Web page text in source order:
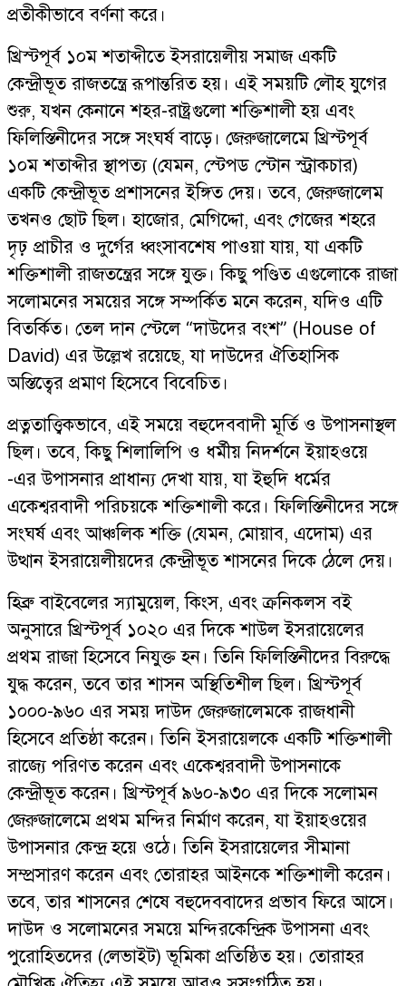
প্রতীকীভাবে বর্ণনা করে।
খ্রিস্টপূর্ব ১০ম শতাব্দীতে ইসরায়েলীয় সমাজ একটি
কেন্দ্রীভূত রাজতন্ত্রে রূপান্তরিত হয়। এই সময়টি লৌহ যুগের
শুরু, যখন কেনানে শহর-রাষ্ট্রগুলো শক্তিশালী হয় এবং
ফিলিস্তিনীদের সঙ্গে সংঘর্ষ বাড়ে। জেরুজালেমে খ্রিস্টপূর্ব
১০ম শতাব্দীর স্থাপত্য (যেমন, স্টেপড স্টোন স্ট্রাকচার)
একটি কেন্দ্রীভূত প্রশাসনের ইঙ্গিত দেয়। তবে, জেরুজালেম
তখনও ছোট ছিল। হাজোর, মেগিদ্দো, এবং গেজের শহরে
দৃঢ় প্রাচীর ও দুর্গের ধ্বংসাবশেষ পাওয়া যায়, যা একটি
শক্তিশালী রাজতন্ত্রের সঙ্গে যুক্ত। কিছু পণ্ডিত এগুলোকে রাজা
সলোমনের সময়ের সঙ্গে সম্পর্কিত মনে করেন, যদিও এটি
বিতর্কিত। তেল দান স্টেলে “দাউদের বংশ” (House of
David) এর উল্লেখ রয়েছে, যা দাউদের ঐতিহাসিক
অস্তিত্বের প্রমাণ হিসেবে বিবেচিত।
প্রত্নতাত্ত্বিকভাবে, এই সময়ে বহুদেববাদী মূর্তি ও উপাসনাস্থল
ছিল। তবে, কিছু শিলালিপি ও ধর্মীয় নিদর্শনে ইয়াহওয়ে
-এর উপাসনার প্রাধান্য দেখা যায়, যা ইহুদি ধর্মের
একেশ্বরবাদী পরিচয়কে শক্তিশালী করে। ফিলিস্তিনীদের সঙ্গে
সংঘর্ষ এবং আঞ্চলিক শক্তি (যেমন, মোয়াব, এদোম) এর
উত্থান ইসরায়েলীয়দের কেন্দ্রীভূত শাসনের দিকে ঠেলে দেয়।
হিব্রু বাইবেলের স্যামুয়েল, কিংস, এবং ক্রনিকলস বই
অনুসারে খ্রিস্টপূর্ব ১০২০ এর দিকে শাউল ইসরায়েলের
প্রথম রাজা হিসেবে নিযুক্ত হন। তিনি ফিলিস্তিনীদের বিরুদ্ধে
যুদ্ধ করেন, তবে তার শাসন অস্থিতিশীল ছিল। খ্রিস্টপূর্ব
১০০০-৯৬০ এর সময় দাউদ জেরুজালেমকে রাজধানী
হিসেবে প্রতিষ্ঠা করেন। তিনি ইসরায়েলকে একটি শক্তিশালী
রাজ্যে পরিণত করেন এবং একেশ্বরবাদী উপাসনাকে
কেন্দ্রীভূত করেন। খ্রিস্টপূর্ব ৯৬০-৯৩০ এর দিকে সলোমন
জেরুজালেমে প্রথম মন্দির নির্মাণ করেন, যা ইয়াহওয়ের
উপাসনার কেন্দ্র হয়ে ওঠে। তিনি ইসরায়েলের সীমানা
সম্প্রসারণ করেন এবং তোরাহর আইনকে শক্তিশালী করেন।
তবে, তার শাসনের শেষে বহুদেববাদের প্রভাব ফিরে আসে।
দাউদ ও সলোমনের সময়ে মন্দিরকেন্দ্রিক উপাসনা এবং
পুরোহিতদের (লেভাইট) ভূমিকা প্রতিষ্ঠিত হয়। তোরাহর